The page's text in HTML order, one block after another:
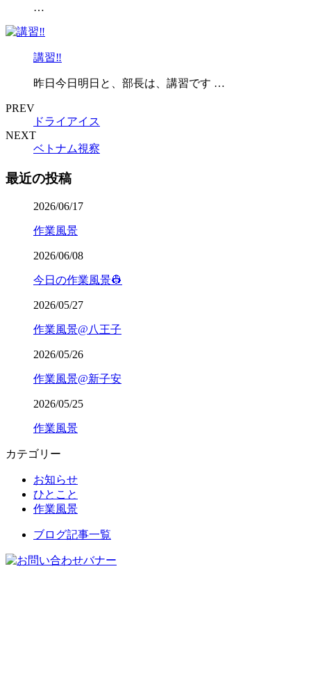
…
講習‼️
昨日今日明日と、部長は、講習です …
PREV
ドライアイス
NEXT
ベトナム視察
最近の投稿
2026/06/17
作業風景
2026/06/08
今日の作業風景👷
2026/05/27
作業風景@八王子
2026/05/26
作業風景@新子安
2026/05/25
作業風景
カテゴリー
お知らせ
ひとこと
作業風景
ブログ記事一覧